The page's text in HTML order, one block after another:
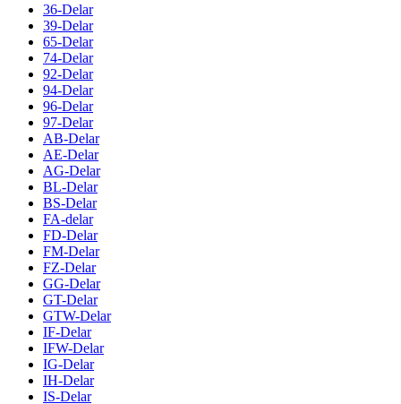
36-Delar
39-Delar
65-Delar
74-Delar
92-Delar
94-Delar
96-Delar
97-Delar
AB-Delar
AE-Delar
AG-Delar
BL-Delar
BS-Delar
FA-delar
FD-Delar
FM-Delar
FZ-Delar
GG-Delar
GT-Delar
GTW-Delar
IF-Delar
IFW-Delar
IG-Delar
IH-Delar
IS-Delar